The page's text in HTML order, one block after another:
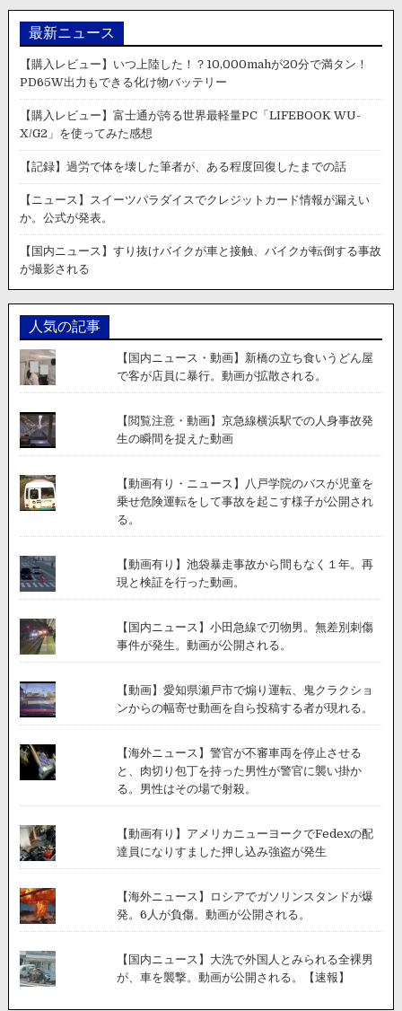
最新ニュース
【購入レビュー】いつ上陸した！？10,000mahが20分で満タン！
PD65W出力もできる化け物バッテリー
【購入レビュー】富士通が誇る世界最軽量PC「LIFEBOOK WU-
X/G2」を使ってみた感想
【記録】過労で体を壊した筆者が、ある程度回復したまでの話
【ニュース】スイーツパラダイスでクレジットカード情報が漏えい
か。公式が発表。
【国内ニュース】すり抜けバイクが車と接触、バイクが転倒する事故
が撮影される
人気の記事
【国内ニュース・動画】新橋の立ち食いうどん屋
で客が店員に暴行。動画が拡散される。
【閲覧注意・動画】京急線横浜駅での人身事故発
生の瞬間を捉えた動画
【動画有り・ニュース】八戸学院のバスが児童を
乗せ危険運転をして事故を起こす様子が公開され
る。
【動画有り】池袋暴走事故から間もなく１年。再
現と検証を行った動画。
【国内ニュース】小田急線で刃物男。無差別刺傷
事件が発生。動画が公開される。
【動画】愛知県瀬戸市で煽り運転、鬼クラクショ
ンからの幅寄せ動画を自ら投稿する者が現れる。
【海外ニュース】警官が不審車両を停止させる
と、肉切り包丁を持った男性が警官に襲い掛か
る。男性はその場で射殺。
【動画有り】アメリカニューヨークでFedexの配
達員になりすました押し込み強盗が発生
【海外ニュース】ロシアでガソリンスタンドが爆
発。6人が負傷。動画が公開される。
【国内ニュース】大洗で外国人とみられる全裸男
が、車を襲撃。動画が公開される。【速報】